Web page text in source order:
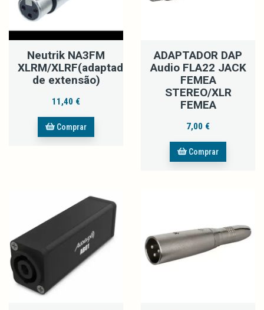
Neutrik NA3FM
XLRM/XLRF(adaptador
de extensão)
11,40 €
Comprar
ADAPTADOR DAP
Audio FLA22 JACK
FEMEA
STEREO/XLR
FEMEA
7,00 €
Comprar